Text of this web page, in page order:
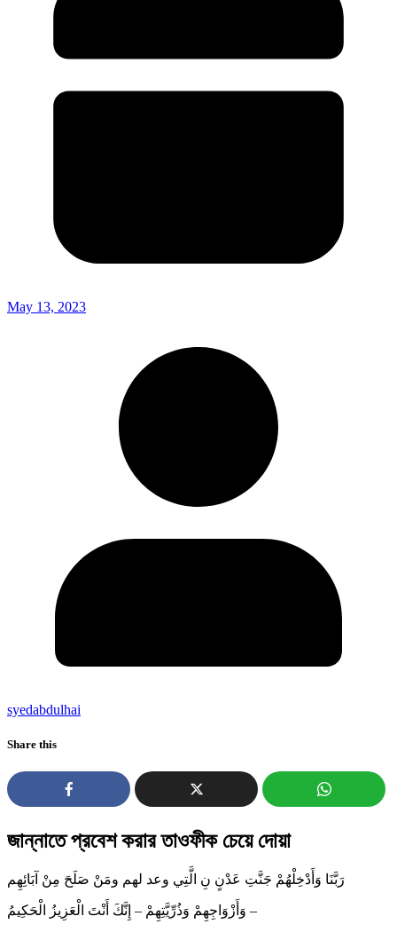
May 13, 2023
syedabdulhai
Share this
জান্নাতে প্রবেশ করার তাওফীক চেয়ে দোয়া
رَبَّنَا وَأَدْخِلْهُمْ جَنَّتِ عَدْنٍ نِ الَّتِي وعد لهم ومَنْ صَلَحَ مِنْ آبَائِهِم
وَأَزْوَاجِهِمْ وَذُرِّيَّتِهِمْ – إِنَّكَ أَنْتَ الْعَزِيزُ الْحَكِيمُ –